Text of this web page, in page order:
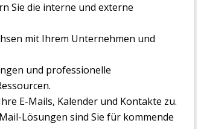
Sie die interne und externe
mit Ihrem Unternehmen und
und professionelle
E-Mails, Kalender und Kontakte zu.
Lösungen sind Sie für kommende